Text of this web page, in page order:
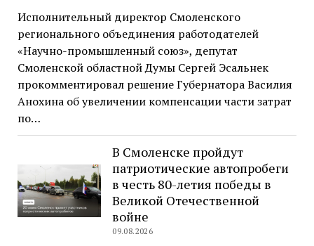
Исполнительный директор Смоленского
регионального объединения работодателей
«Научно-промышленный союз», депутат
Смоленской областной Думы Сергей Эсальнек
прокомментировал решение Губернатора Василия
Анохина об увеличении компенсации части затрат
по…
В Смоленске пройдут
патриотические автопробеги
в честь 80-летия победы в
Великой Отечественной
войне
09.08.2026